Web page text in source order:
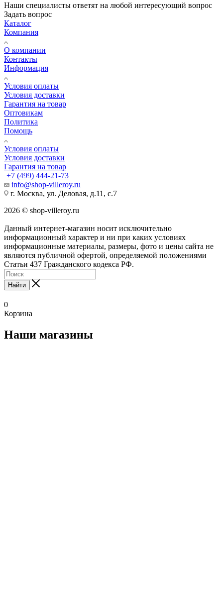
Наши специалисты ответят на любой интересующий вопрос
Задать вопрос
Каталог
Компания
О компании
Контакты
Информация
Условия оплаты
Условия доставки
Гарантия на товар
Оптовикам
Политика
Помощь
Условия оплаты
Условия доставки
Гарантия на товар
+7 (499) 444-21-73
info@shop-villeroy.ru
г. Москва, ул. Деловая, д.11, с.7
2026 © shop-villeroy.ru
Данный интернет-магазин носит исключительно
информационный характер и ни при каких условиях
информационные материалы, размеры, фото и цены сайта не
являются публичной офертой, определяемой положениями
Статьи 437 Гражданского кодекса РФ.
Найти
0
Корзина
Наши магазины